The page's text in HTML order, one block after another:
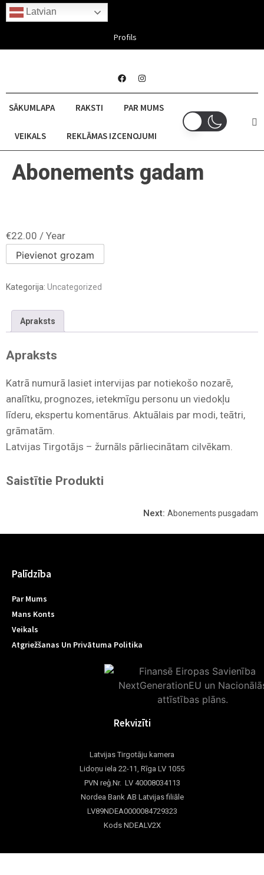
Latvian Aug 08, 2026
Profils
SĀKUMLAPA RAKSTI PAR MUMS
VEIKALS REKLĀMAS IZCENOJUMI
Abonements gadam
€22.00 / Year
Pievienot grozam
Kategorija: Uncategorized
Apraksts
Apraksts
Katrā numurā lasiet intervijas par notiekošo nozarē,
analītku, prognozes, ietekmīgu personu un viedokļu
līderu, ekspertu komentārus. Aktuālais par modi, teātri,
grāmatām.
Latvijas Tirgotājs – žurnāls pārliecinātam cilvēkam.
Saistītie Produkti
Next: Abonements pusgadam
Palīdzība
Par Mums
Mans Konts
Veikals
Atgriežšanas Un Privātuma Politika
Rekvizīti
Latvijas Tirgotāju kamera
Lidoņu iela 22-11, Rīga LV 1055
PVN reģ.Nr. LV 40008034113
Nordea Bank AB Latvijas filiāle
LV89NDEA0000084729323
Kods NDEALV2X